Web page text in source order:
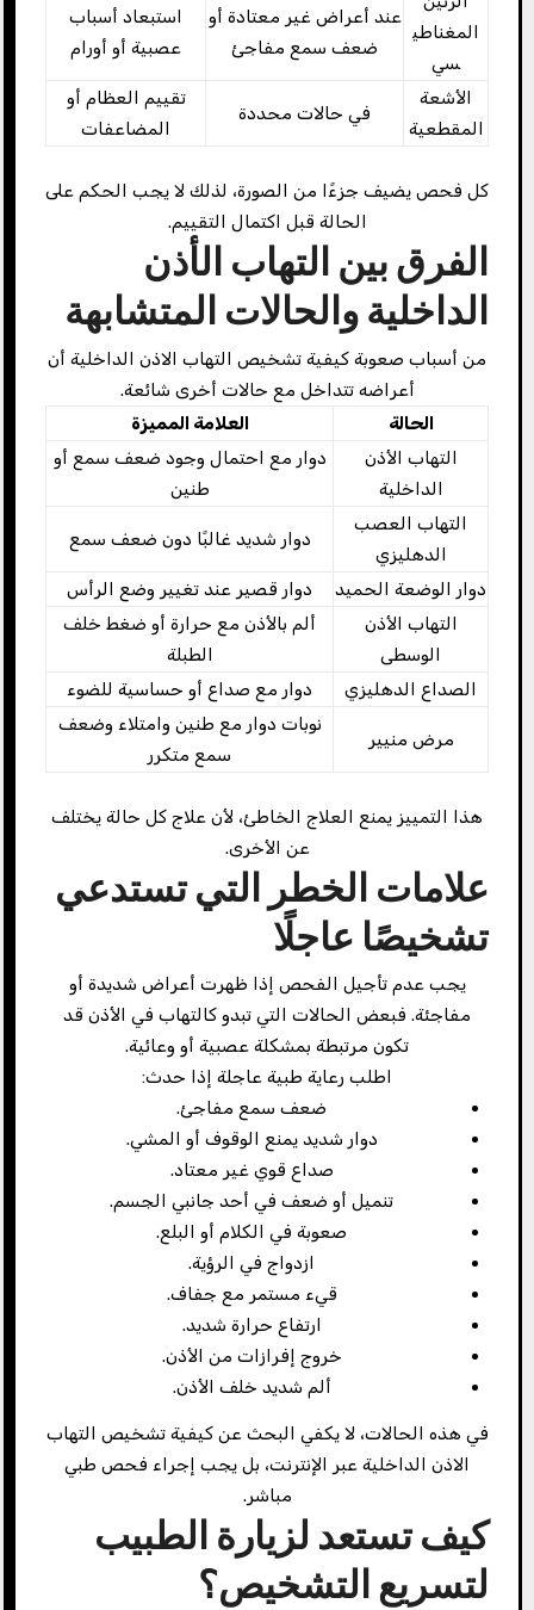
المغناطي
سي
عند أعراض غير معتادة أو
ضعف سمع مفاجئ
استبعاد أسباب
عصبية أو أورام
الأشعة
المقطعية
في حالات محددة
تقييم العظام أو
المضاعفات
كل فحص يضيف جزءًا من الصورة، لذلك لا يجب الحكم على
الحالة قبل اكتمال التقييم.
الفرق بين التهاب الأذن
الداخلية والحالات المتشابهة
من أسباب صعوبة كيفية تشخيص التهاب الاذن الداخلية أن
أعراضه تتداخل مع حالات أخرى شائعة.
الحالة
العلامة المميزة
التهاب الأذن
الداخلية
دوار مع احتمال وجود ضعف سمع أو
طنين
التهاب العصب
الدهليزي
دوار شديد غالبًا دون ضعف سمع
دوار الوضعة الحميد
دوار قصير عند تغيير وضع الرأس
التهاب الأذن
الوسطى
ألم بالأذن مع حرارة أو ضغط خلف
الطبلة
الصداع الدهليزي
دوار مع صداع أو حساسية للضوء
مرض منيير
نوبات دوار مع طنين وامتلاء وضعف
سمع متكرر
هذا التمييز يمنع العلاج الخاطئ، لأن علاج كل حالة يختلف
عن الأخرى.
علامات الخطر التي تستدعي
تشخيصًا عاجلًا
يجب عدم تأجيل الفحص إذا ظهرت أعراض شديدة أو
مفاجئة. فبعض الحالات التي تبدو كالتهاب في الأذن قد
تكون مرتبطة بمشكلة عصبية أو وعائية.
اطلب رعاية طبية عاجلة إذا حدث:
ضعف سمع مفاجئ.
دوار شديد يمنع الوقوف أو المشي.
صداع قوي غير معتاد.
تنميل أو ضعف في أحد جانبي الجسم.
صعوبة في الكلام أو البلع.
ازدواج في الرؤية.
قيء مستمر مع جفاف.
ارتفاع حرارة شديد.
خروج إفرازات من الأذن.
ألم شديد خلف الأذن.
في هذه الحالات، لا يكفي البحث عن كيفية تشخيص التهاب
الاذن الداخلية عبر الإنترنت، بل يجب إجراء فحص طبي
مباشر.
كيف تستعد لزيارة الطبيب
لتسريع التشخيص؟